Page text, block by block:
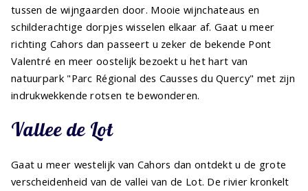
tussen de wijngaarden door. Mooie wijnchateaus en
schilderachtige dorpjes wisselen elkaar af. Gaat u meer
richting Cahors dan passeert u zeker de bekende Pont
Valentré en meer oostelijk bezoekt u het hart van
natuurpark "Parc Régional des Causses du Quercy" met zijn
indrukwekkende rotsen te bewonderen.
Vallee de Lot
Gaat u meer westelijk van Cahors dan ontdekt u de grote
verscheidenheid van de vallei van de Lot. De rivier kronkelt